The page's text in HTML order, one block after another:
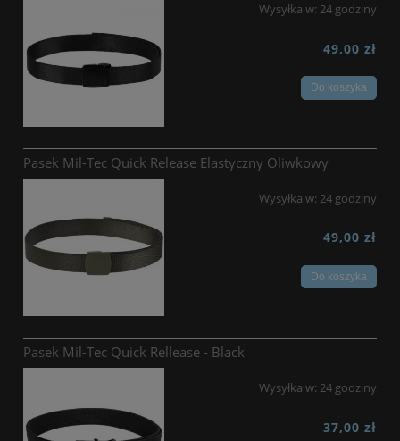
Wysyłka w: 24 godziny
49,00 zł
Do koszyka
Pasek Mil-Tec Quick Release Elastyczny Oliwkowy
Wysyłka w: 24 godziny
49,00 zł
Do koszyka
Pasek Mil-Tec Quick Rellease - Black
Wysyłka w: 24 godziny
37,00 zł